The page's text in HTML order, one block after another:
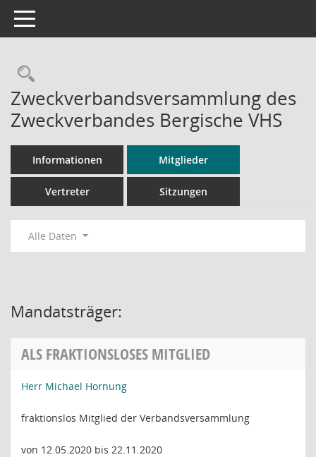
Toggle navigation
Rechercheauswahl
Zweckverbandsversammlung des
Zweckverbandes Bergische VHS
Informationen Mitglieder
Vertreter Sitzungen
Alle Daten
Mandatsträger:
ALS FRAKTIONSLOSES MITGLIED
Herr Michael Hornung
fraktionslos Mitglied der Verbandsversammlung
von 12.05.2020 bis 22.11.2020